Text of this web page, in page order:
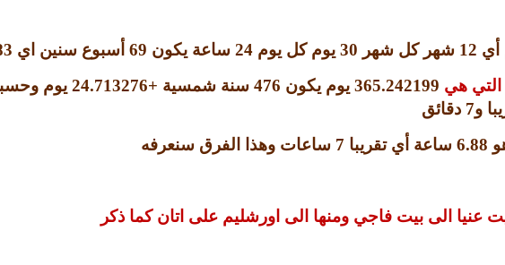
أي 12 شهر كل شهر 30 يوم كل يوم 24 ساعة يكون 69 أسبوع سنين اي
التي هي 365.242199 يوم يكون 476 سنة شمسية +24.713276 يوم
و7 دقائق
6.88 ساعة أي تقريبا 7 ساعات وهذا الفرق سنعرفه
عنيا الى بيت فاجي ومنها الى اورشليم على اتان كما ذكر